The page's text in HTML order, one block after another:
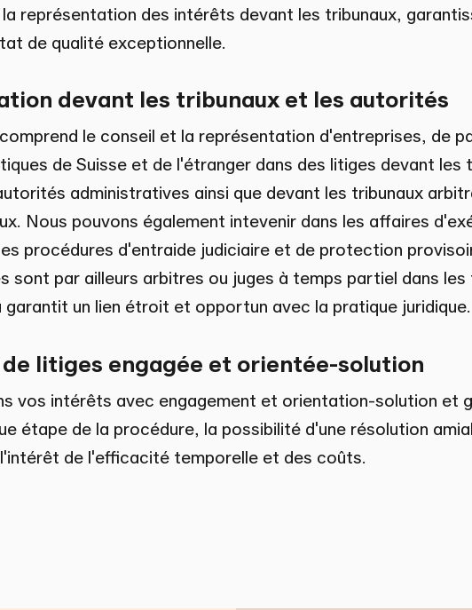
représentation des intérêts devant les tribunaux,
de qualité exceptionnelle.
devant les tribunaux et les autorités
le conseil et la représentation d'entreprises, de
de Suisse et de l'étranger dans des litiges devant les
administratives ainsi que devant les tribunaux
Nous pouvons également intevenir dans les affaires
procédures d'entraide judiciaire et de protection
sont par ailleurs arbitres ou juges à temps partiel dans les
garantit un lien étroit et opportun avec la pratique juridique.
de litiges engagée et orientée-solution
vos intérêts avec engagement et orientation-solution et
étape de la procédure, la possibilité d'une résolution
de l'efficacité temporelle et des coûts.